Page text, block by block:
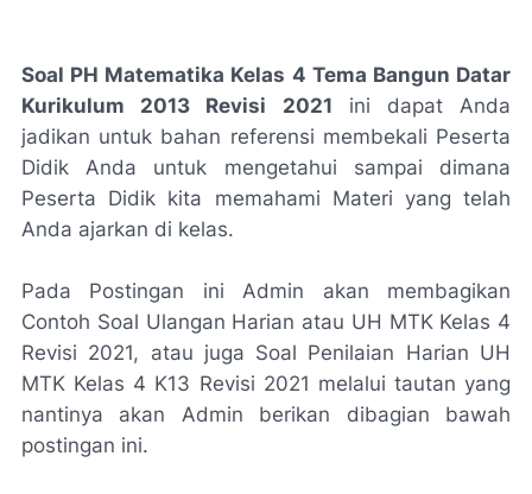
Soal PH Matematika Kelas 4 Tema Bangun Datar
Kurikulum 2013 Revisi 2021 ini dapat Anda
jadikan untuk bahan referensi membekali Peserta
Didik Anda untuk mengetahui sampai dimana
Peserta Didik kita memahami Materi yang telah
Anda ajarkan di kelas.
Pada Postingan ini Admin akan membagikan
Contoh Soal Ulangan Harian atau UH MTK Kelas 4
Revisi 2021, atau juga Soal Penilaian Harian UH
MTK Kelas 4 K13 Revisi 2021 melalui tautan yang
nantinya akan Admin berikan dibagian bawah
postingan ini.